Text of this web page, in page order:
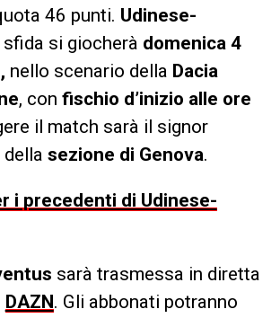
46 punti. Udinese-
sfida si giocherà domenica 4
nello scenario della Dacia
, con fischio d’inizio alle ore
il match sarà il signor
della sezione di Genova.
i precedenti di Udinese-
sarà trasmessa in diretta
DAZN . Gli abbonati potranno